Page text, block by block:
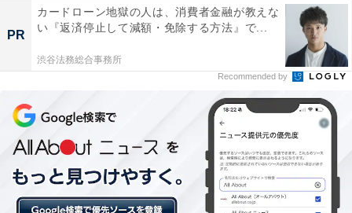
PR
カードローン地獄の人は、消費者金融が教えな
い『返済停止して減額・免除する方法』で...
渋谷法務総合事務所
Recommended by